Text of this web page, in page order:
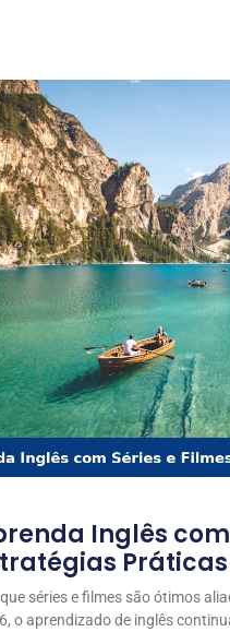
Inglês com
séries e filmes são ótimos
o aprendizado de inglês